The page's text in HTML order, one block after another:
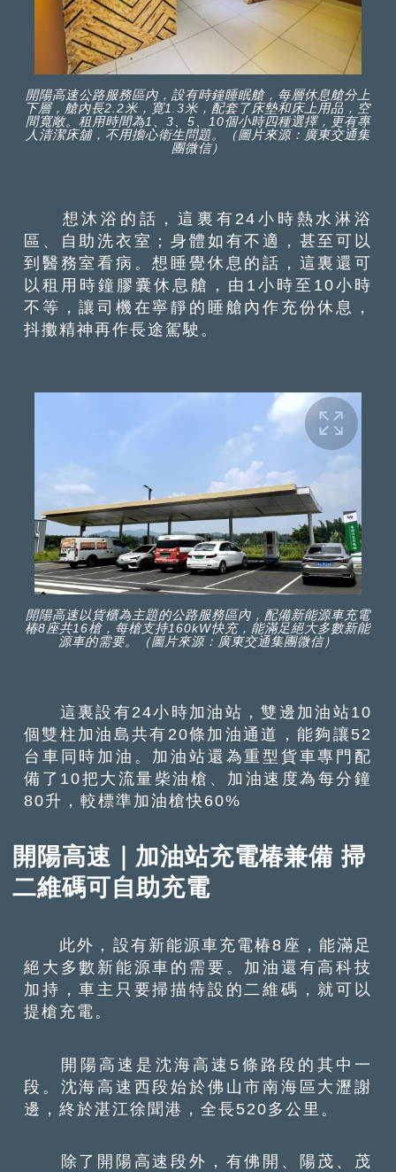
開陽高速公路服務區內，設有時鐘睡眠艙，每層休息艙分上
下層，艙內長2.2米，寛1.3米，配套了床墊和床上用品，空
間寬敞。租用時間為1、3、5、10個小時四種選擇，更有專
人清潔床舖，不用擔心衛生問題。（圖片來源：廣東交通集
團微信）
想沐浴的話，這裏有24小時熱水淋浴
區、自助洗衣室；身體如有不適，甚至可以
到醫務室看病。想睡覺休息的話，這裏還可
以租用時鐘膠囊休息艙，由1小時至10小時
不等，讓司機在寧靜的睡艙內作充份休息，
抖擻精神再作長途駕駛。
開陽高速以貨櫃為主題的公路服務區內，配備新能源車充電
椿8座共16槍，每槍支持160kW快充，能滿足絕大多數新能
源車的需要。（圖片來源：廣東交通集團微信）
這裏設有24小時加油站，雙邊加油站10
個雙柱加油島共有20條加油通道，能夠讓52
台車同時加油。加油站還為重型貨車專門配
備了10把大流量柴油槍、加油速度為每分鐘
80升，較標準加油槍快60%
開陽高速｜加油站充電椿兼備 掃
二維碼可自助充電
此外，設有新能源車充電椿8座，能滿足
絕大多數新能源車的需要。加油還有高科技
加持，車主只要掃描特設的二維碼，就可以
提槍充電。
開陽高速是沈海高速5條路段的其中一
段。沈海高速西段始於佛山市南海區大瀝謝
邊，終於湛江徐聞港，全長520多公里。
除了開陽高速段外，有佛開、陽茂、茂